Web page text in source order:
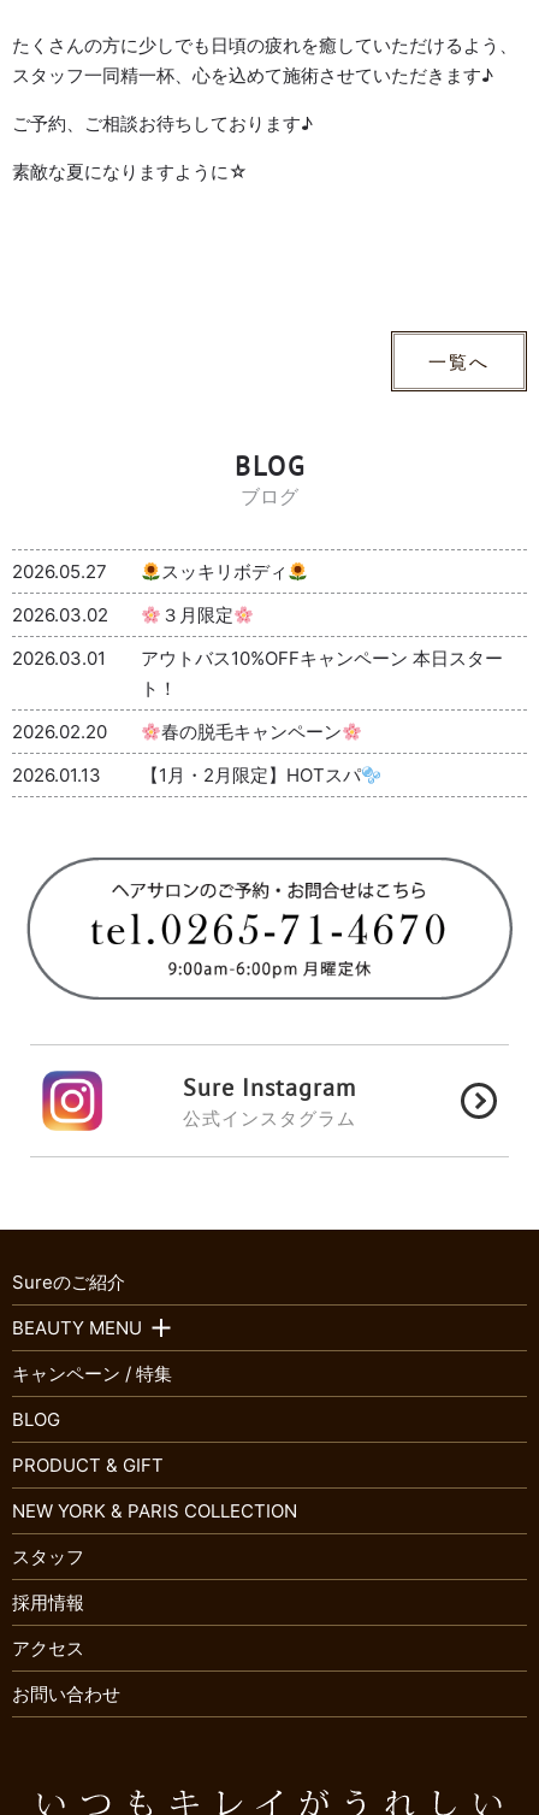
たくさんの方に少しでも日頃の疲れを癒していただけるよう、
スタッフ一同精一杯、心を込めて施術させていただきます♪
ご予約、ご相談お待ちしております♪
素敵な夏になりますように☆
一覧へ
BLOG
ブログ
2026.05.27
スッキリボディ
2026.03.02
３月限定
2026.03.01
アウトバス10%OFFキャンペーン 本日スター
ト！
2026.02.20
春の脱毛キャンペーン
2026.01.13
【1月・2月限定】HOTスパ
Sure Instagram
公式インスタグラム
Sureのご紹介
BEAUTY MENU
キャンペーン / 特集
BLOG
PRODUCT & GIFT
NEW YORK & PARIS COLLECTION
スタッフ
採用情報
アクセス
お問い合わせ